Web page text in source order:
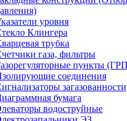
уровня
Клингера
трубка
газа, фильтры
пункты
соединения
бумага
водоструйные